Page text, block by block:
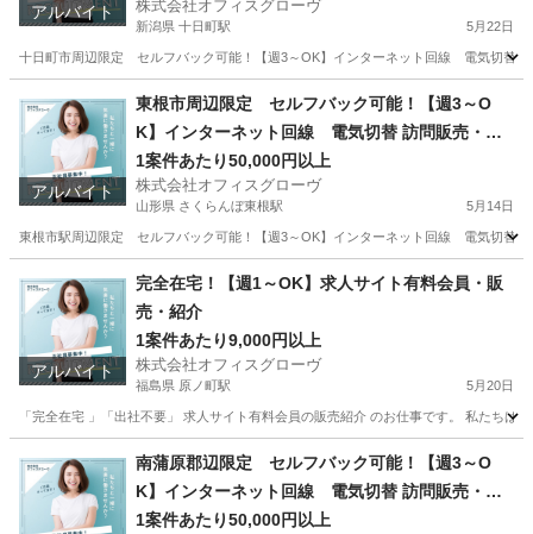
アルバイト 株式会社オフィスグローヴ
新潟県 十日町駅 5月22日
十日町市周辺限定 セルフバック可能！【週3～OK】インターネット回線 電気切替
十日町駅 営業 セルフ
アルバイト
東根市周辺限定 セルフバック可能！【週3～O
K】インターネット回線 電気切替 訪問販売・紹
介
1案件あたり50,000円以上
株式会社オフィスグローヴ
山形県 さくらんぼ東根駅 5月14日
東根市駅周辺限定 セルフバック可能！【週3～OK】インターネット回線 電気切替
さくらんぼ東根駅 営業 セルフ
アルバイト
完全在宅！【週1～OK】求人サイト有料会員・販
売・紹介
1案件あたり9,000円以上
株式会社オフィスグローヴ
福島県 原ノ町駅 5月20日
「完全在宅 」「出社不要」 求人サイト有料会員の販売紹介 のお仕事です。 私たち
原ノ町駅 営業 求人サイト
南蒲原郡辺限定 セルフバック可能！【週3～O
K】インターネット回線 電気切替 訪問販売・紹
介
1案件あたり50,000円以上